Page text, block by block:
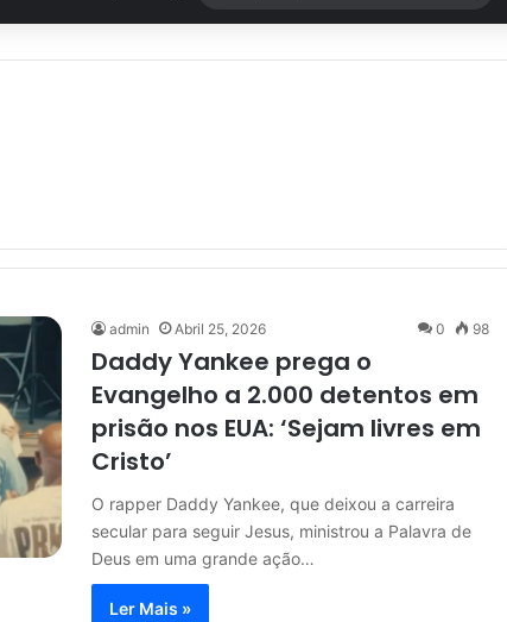
por
admin Abril 25, 2026 0 98
Daddy Yankee prega o
Evangelho a 2.000 detentos em
prisão nos EUA: ‘Sejam livres em
Cristo’
O rapper Daddy Yankee, que deixou a carreira
secular para seguir Jesus, ministrou a Palavra de
Deus em uma grande ação…
Ler Mais »